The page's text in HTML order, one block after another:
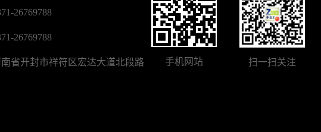
26769788
26769788
省开封市祥符区宏达大道北段路 手机网站 扫一扫关注